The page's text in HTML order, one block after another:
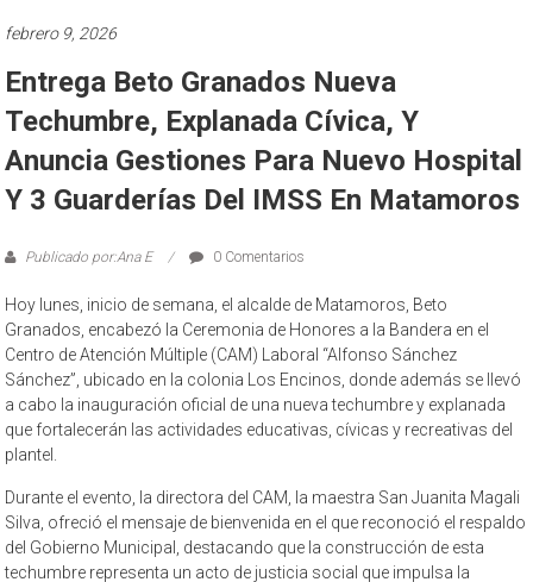
febrero 9, 2026
Entrega Beto Granados Nueva
Techumbre, Explanada Cívica, Y
Anuncia Gestiones Para Nuevo Hospital
Y 3 Guarderías Del IMSS En Matamoros
Publicado por:Ana E 0 Comentarios
Hoy lunes, inicio de semana, el alcalde de Matamoros, Beto
Granados, encabezó la Ceremonia de Honores a la Bandera en el
Centro de Atención Múltiple (CAM) Laboral “Alfonso Sánchez
Sánchez”, ubicado en la colonia Los Encinos, donde además se llevó
a cabo la inauguración oficial de una nueva techumbre y explanada
que fortalecerán las actividades educativas, cívicas y recreativas del
plantel.
Durante el evento, la directora del CAM, la maestra San Juanita Magali
Silva, ofreció el mensaje de bienvenida en el que reconoció el respaldo
del Gobierno Municipal, destacando que la construcción de esta
techumbre representa un acto de justicia social que impulsa la